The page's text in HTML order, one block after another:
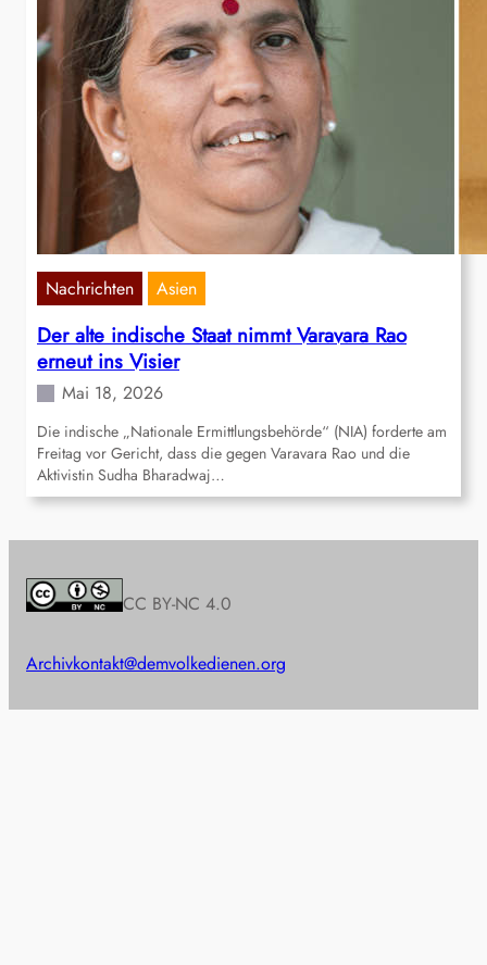
Nachrichten Asien
Der alte indische Staat nimmt Varavara Rao
erneut ins Visier
Mai 18, 2026
Die indische „Nationale Ermittlungsbehörde“ (NIA) forderte am
Freitag vor Gericht, dass die gegen Varavara Rao und die
Aktivistin Sudha Bharadwaj…
CC BY-NC 4.0
Archivkontakt@demvolkedienen.org